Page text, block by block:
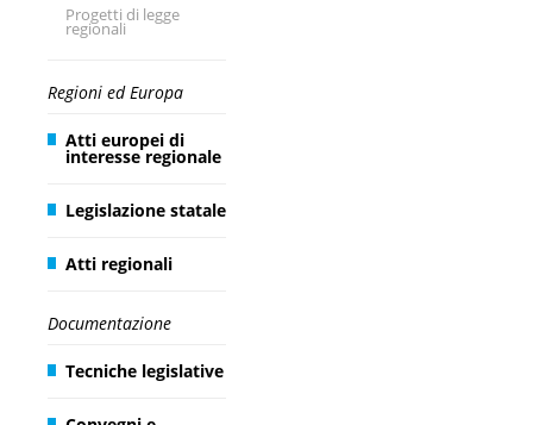
Progetti di legge
regionali
Regioni ed Europa
Atti europei di
interesse regionale
Legislazione statale
Atti regionali
Documentazione
Tecniche legislative